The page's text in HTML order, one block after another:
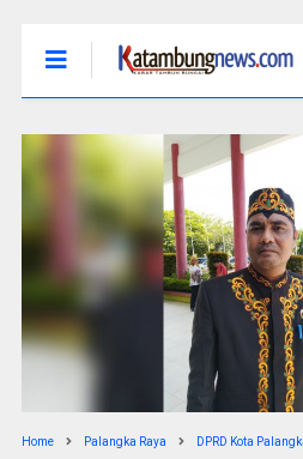
Home Palangka Raya DPRD Kota